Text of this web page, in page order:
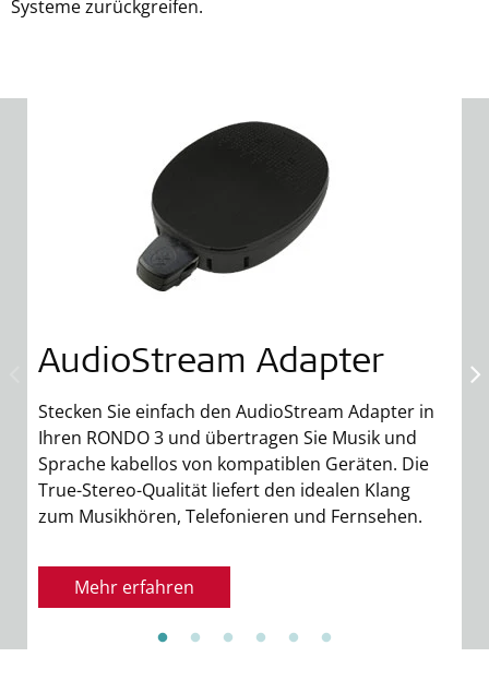
Systeme zurückgreifen.
AudioStream Adapter
Stecken Sie einfach den AudioStream Adapter in
Ihren RONDO 3 und übertragen Sie Musik und
Sprache kabellos von kompatiblen Geräten. Die
True-Stereo-Qualität liefert den idealen Klang
zum Musikhören, Telefonieren und Fernsehen.
Mehr erfahren